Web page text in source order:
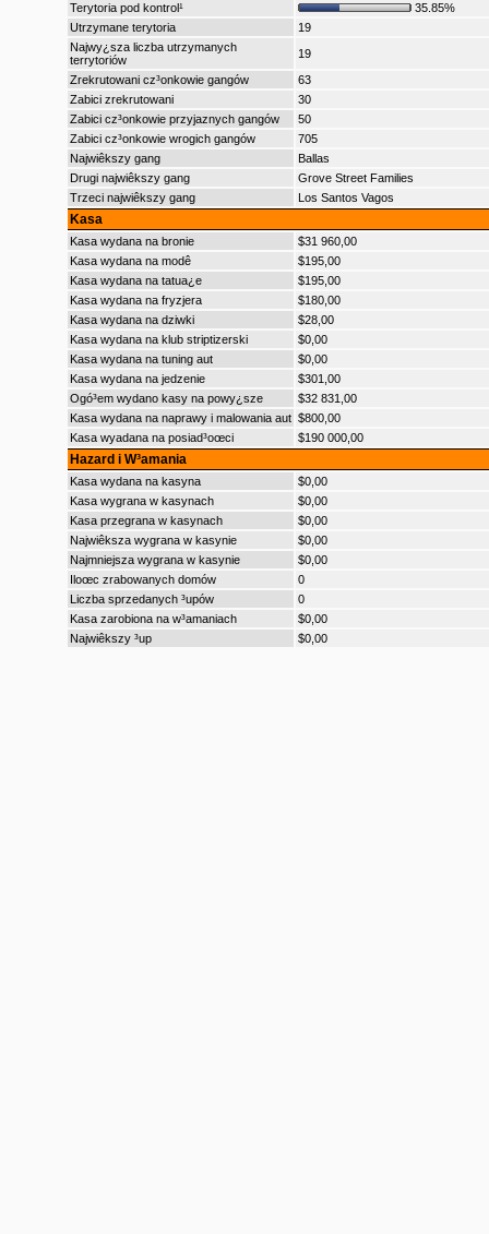
Terytoria pod kontrol¹
35.85%
Utrzymane terytoria
19
Najwy¿sza liczba utrzymanych
terrytoriów
19
Zrekrutowani cz³onkowie gangów
63
Zabici zrekrutowani
30
Zabici cz³onkowie przyjaznych gangów
50
Zabici cz³onkowie wrogich gangów
705
Najwiêkszy gang
Ballas
Drugi najwiêkszy gang
Grove Street Families
Trzeci najwiêkszy gang
Los Santos Vagos
Kasa
Kasa wydana na bronie
$31 960,00
Kasa wydana na modê
$195,00
Kasa wydana na tatua¿e
$195,00
Kasa wydana na fryzjera
$180,00
Kasa wydana na dziwki
$28,00
Kasa wydana na klub striptizerski
$0,00
Kasa wydana na tuning aut
$0,00
Kasa wydana na jedzenie
$301,00
Ogó³em wydano kasy na powy¿sze
$32 831,00
Kasa wydana na naprawy i malowania aut $800,00
Kasa wyadana na posiad³oœci
$190 000,00
Hazard i W³amania
Kasa wydana na kasyna
$0,00
Kasa wygrana w kasynach
$0,00
Kasa przegrana w kasynach
$0,00
Najwiêksza wygrana w kasynie
$0,00
Najmniejsza wygrana w kasynie
$0,00
Iloœc zrabowanych domów
0
Liczba sprzedanych ³upów
0
Kasa zarobiona na w³amaniach
$0,00
Najwiêkszy ³up
$0,00